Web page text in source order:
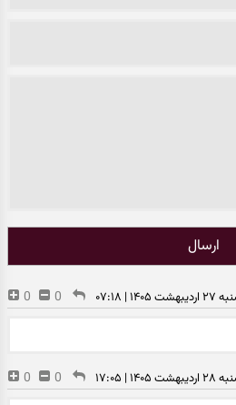
ارسال
۱۴۰۵ | ۰۷:۱۸ 0
0
۱۴۰۵ | ۱۷:۰۵ 0
0